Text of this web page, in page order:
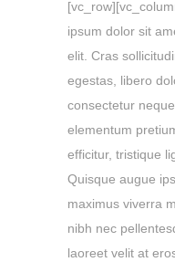
ipsum dolor sit
elit. Cras
egestas, libero
consectetur
elementum
efficitur, tristique
Quisque augue
maximus viverra
nibh nec
laoreet velit at